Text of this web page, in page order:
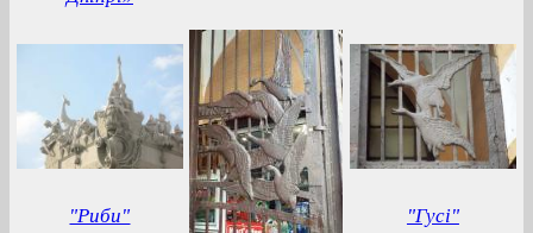
"Риби" "Гусі"